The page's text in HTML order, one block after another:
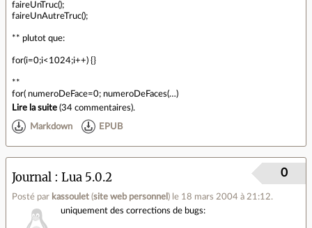
faireUnTruc();
faireUnAutreTruc();
** plutot que:
for(i=0;i<1024;i++) {}
**
for( numeroDeFace=0; numeroDeFaces(…)
Lire la suite (34 commentaires).
Markdown EPUB
Journal Lua 5.0.2
Posté par kassoulet (site web personnel ) le 18 mars 2004 à 21:12.
0
uniquement des corrections de bugs: